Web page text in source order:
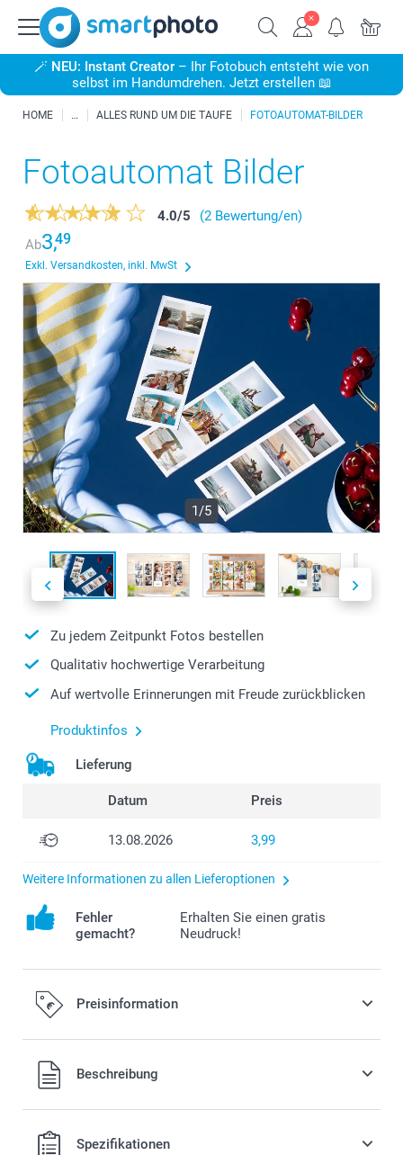
🪄 NEU: Instant Creator – Ihr Fotobuch entsteht wie von
selbst im Handumdrehen. Jetzt erstellen 📖
HOME ALLES RUND UM DIE TAUFE FOTOAUTOMAT-BILDER
Fotoautomat Bilder
4.0/5
(2 Bewertung/en)
Ab3,49
Exkl. Versandkosten, inkl. MwSt
1/5
Zu jedem Zeitpunkt Fotos bestellen
Qualitativ hochwertige Verarbeitung
Auf wertvolle Erinnerungen mit Freude zurückblicken
Produktinfos
Lieferung
Datum Preis
13.08.2026 3,99
Weitere Informationen zu allen Lieferoptionen
Fehler
gemacht?
Erhalten Sie einen gratis
Neudruck!
Preisinformation
Alle Preise verstehen sich in EURO (€) inkl. MwSt. und zzgl.
Versandkosten.Beschreibung
Spezifikationen